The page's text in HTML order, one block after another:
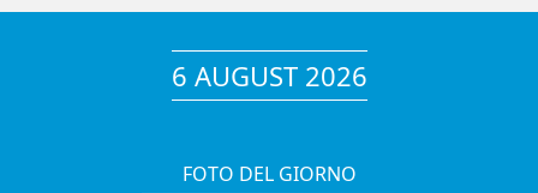
6 AUGUST 2026
FOTO DEL GIORNO